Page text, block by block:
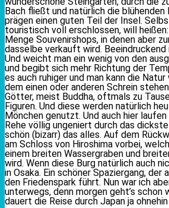
Bach fließt und natürlich die blühenden
prägen einen guten Teil der Insel.
touristisch voll erschlossen, will
Menge Souvenirshops, in denen aber
dasselbe verkauft wird.
Und weicht man ein wenig von den
und begibt sich mehr Richtung der
es auch ruhiger und man kann die
dem einen oder anderen Schrein
Götter, meist Buddha, oftmals zu
Figuren. Und diese werden natürlich
Mönchen genutzt. Und auch hier
Rehe völlig ungeniert durch das
schön (bizarr) das alles. Auf dem
am Schloss von Hiroshima vorbei,
einem breiten Wassergraben und
wird. Wenn diese Burg natürlich auch
in Osaka. Ein schöner Spaziergang, der
den Friedenspark führt. Nun war ich
unterwegs, denn morgen geht’s schon
dauert die Reise durch Japan ja